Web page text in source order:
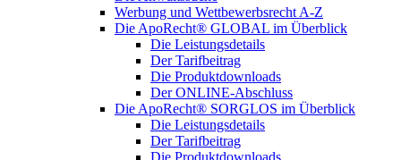
Werbung und Wettbewerbsrecht A-Z
Die ApoRecht® GLOBAL im Überblick
Die Leistungsdetails
Der Tarifbeitrag
Die Produktdownloads
Der ONLINE-Abschluss
Die ApoRecht® SORGLOS im Überblick
Die Leistungsdetails
Der Tarifbeitrag
Die Produktdownloads